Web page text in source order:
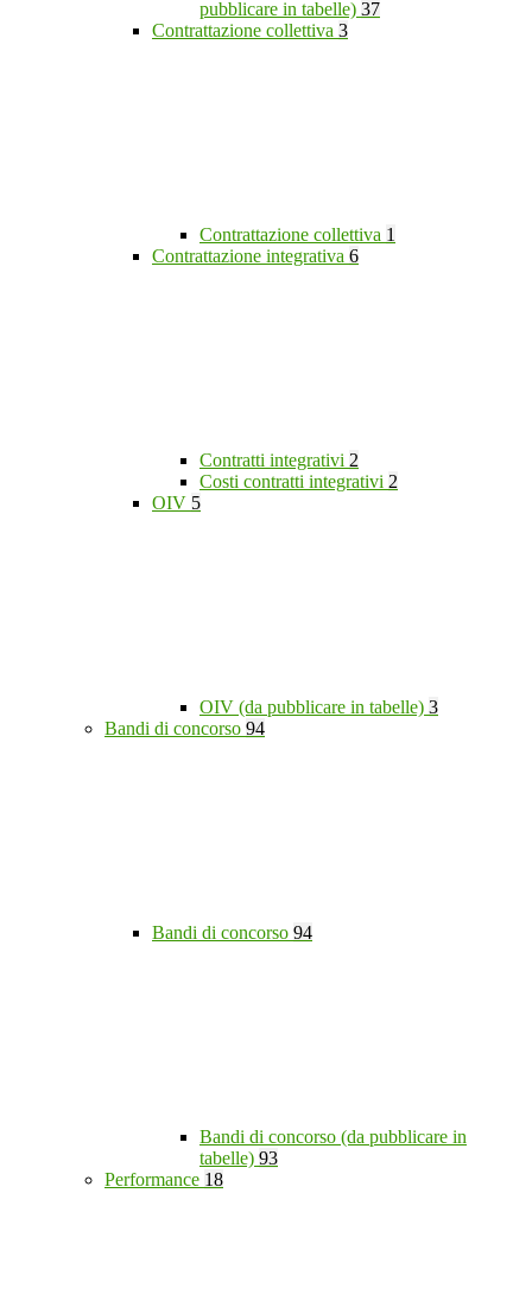
pubblicare in tabelle) 37
Contrattazione collettiva 3
Contrattazione collettiva 1
Contrattazione integrativa 6
Contratti integrativi 2
Costi contratti integrativi 2
OIV 5
OIV (da pubblicare in tabelle) 3
Bandi di concorso 94
Bandi di concorso 94
Bandi di concorso (da pubblicare in
tabelle) 93
Performance 18